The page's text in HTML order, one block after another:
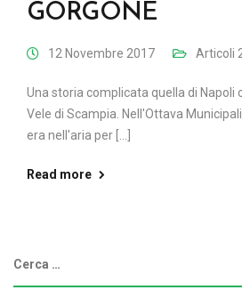
GORGONE
12 Novembre 2017 Articoli
Una storia complicata quella di Napoli
Vele di Scampia. Nell'Ottava
era nell'aria per [...]
Read more